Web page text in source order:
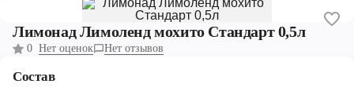
Коряжма
Лимонад Лимоленд мохито Стандарт 0,5л
0 Нет оценок Нет отзывов
Состав